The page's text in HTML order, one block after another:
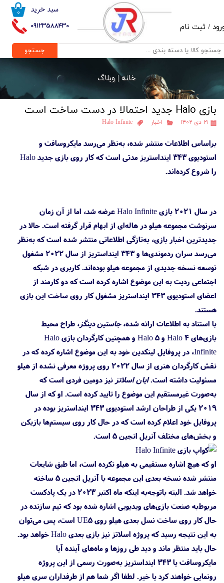
09123588430
۰ سبد خرید
/ ثبت نام
حساب کاربری من
تغییر گذر واژه
خروج از حساب کاربری
جستجو
خانه |وبلاگ
بازی Halo جدید احتمالا در دست ساخت است
۲۱ دی ۱۴۰۲ اخبار Halo Infinite
براساس اطلاعات منتشر شده، به‌نظر می‌رسد مایکروسافت و
استودیوی 343 اینداستریز مدتی است که کار روی بازی جدید Halo
را شروع کرده‌اند.
در سال ۲۰۲۱ بازی Halo Infinite عرضه شد، اما از آن زمان
سرنوشت مجموعه هیلو در هاله‌ای از ابهام قرار گرفته است. حالا در
جدیدترین اخبار بازی، به‌تازگی اطلاعاتی منتشر شده است که به‌نظر
می‌رسد سران ردموندی‌ها و ۳۴۳ اینداستریز از سال ۲۰۲۲ مشغول
توسعه نسخه جدیدی از مجموعه هیلو بوده‌اند. کاربری در شبکه
اجتماعی ردیت به این موضوع اشاره کرده است که دو کارمند از
اعضای استودیوی ۳۴۳ اینداستریز مشغول کار روی ساخت این بازی
هستند.
با استناد به اطلاعات ارائه شده،جاستین دینگز، طراح محیط
بازی‌های Halo 4 و Halo 5 و همچنین کارگردان بازی Halo
Infinite، در پروفایل لینکدین خود به این موضوع اشاره کرده که در
نقش کارگردان هنری از سال ۲۰۲۲ روی پروژه معرفی نشده از هیلو
مسئولیت داشته است.ایان اسلاتز نیز دومین فردی است که
به‌صورت غیرمستقیم این موضوع را تایید کرده است. او که از سال
۲۰۱۹ یکی از طراحان ارشد استودیوی ۳۴۳ اینداستریز بوده در
پروفایل خود اعلام کرده است که در حال کار روی سیستم‌ها بازیکن
و بخش‌های مختلف آنریل انجین 5 است.
او که هیچ اشاره مستقیمی به هیلو نکرده است، اما طبق شایعات
منتشر شده نسخه بعدی این مجموعه با آنریل انجین ۵ ساخته
خواهد شد. البته باتوجه‌به اینکه ماه اکتبر ۲۰۲۳ در یک پادکست
مربوط‌به صنعت بازی‌های ویدیویی اشاره شده بود که تیم سازنده در
حال کار روی ساخت نسل بعدی هیلو روی UE5 است، پس می‌توان
به این نتیجه رسید که پروژه اسلاتز نیز بازی بعدی Halo خواهد بود.
حال باید منتظر ماند و دید طی روزها و ماه‌های آینده آیا
مایکروسافت یا ۳۴۳ اینداستریز به‌صورت رسمی از این پروژه
رونمایی خواهند کرد یا خیر. لطفا اگر شما هم از طرفداران سری هیلو